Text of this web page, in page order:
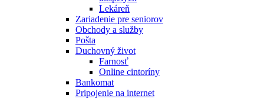
Lekáreň
Zariadenie pre seniorov
Obchody a služby
Pošta
Duchovný život
Farnosť
Online cintoríny
Bankomat
Pripojenie na internet